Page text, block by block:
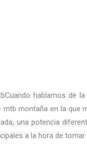
Cuando hablamos de
montaña en la
una potencia
a la hora de